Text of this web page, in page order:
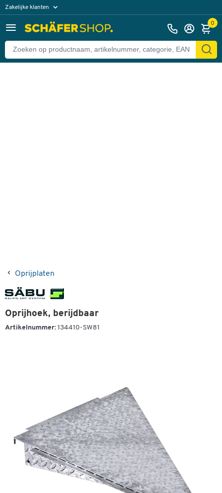
Zakelijke klanten
Particuliere klanten 0
Oprijplaten
Oprijhoek, berijdbaar
Artikelnummer: 134410-SW81
Terug